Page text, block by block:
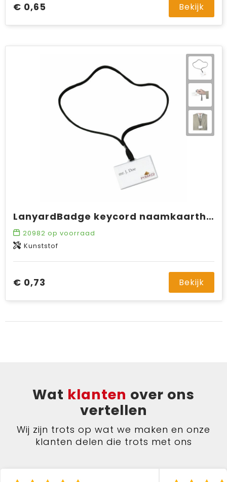
€ 0,65 Bekijk
LanyardBadge keycord naamkaarthouder
20982 op voorraad
Kunststof
€ 0,73 Bekijk
Wat klanten over ons
vertellen
Wij zijn trots op wat we maken en onze
klanten delen die trots met ons